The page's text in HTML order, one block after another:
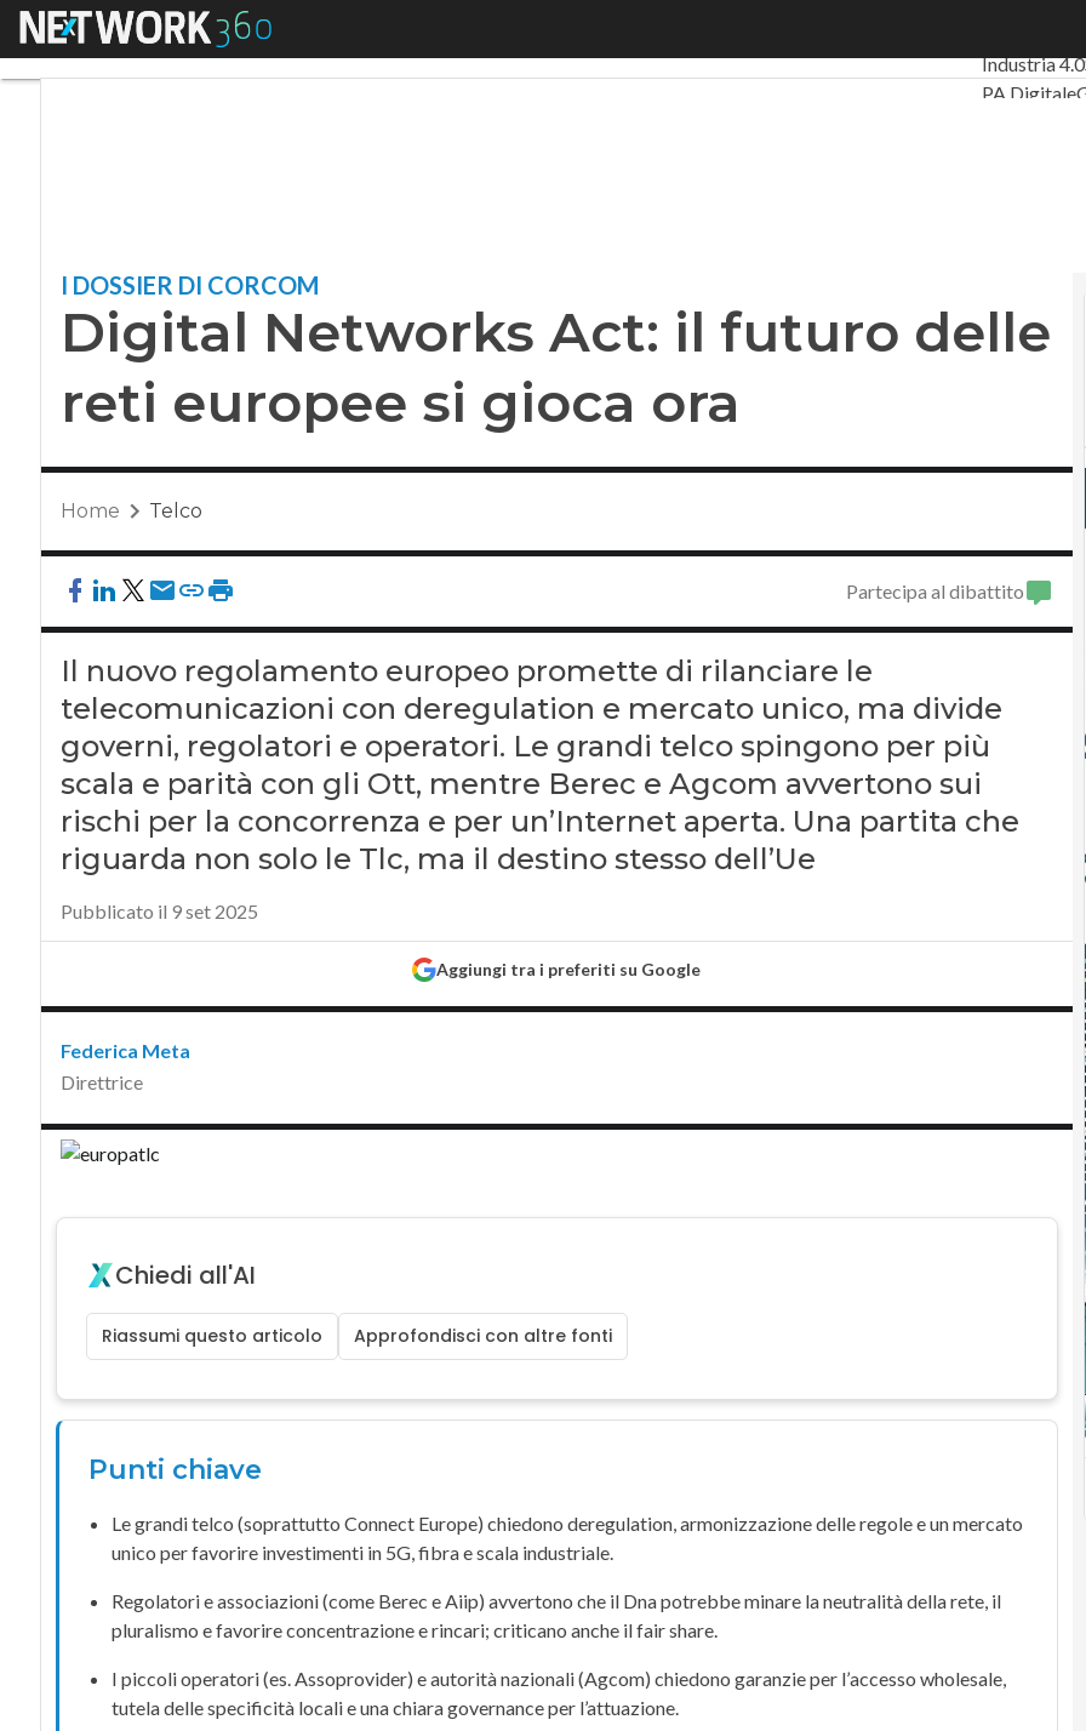
Menu
Industria 4.0
PA Digitale
I DOSSIER DI CORCOM
Digital Networks Act: il futuro delle
reti europee si gioca ora
Home Telco
Partecipa al dibattito
Il nuovo regolamento europeo promette di rilanciare le
telecomunicazioni con deregulation e mercato unico, ma divide
governi, regolatori e operatori. Le grandi telco spingono per più
scala e parità con gli Ott, mentre Berec e Agcom avvertono sui
rischi per la concorrenza e per un’Internet aperta. Una partita che
riguarda non solo le Tlc, ma il destino stesso dell’Ue
Pubblicato il 9 set 2025
Aggiungi tra i preferiti su Google
Federica Meta
Direttrice
Chiedi all'AI
Riassumi questo articolo Approfondisci con altre fonti
Punti chiave
Le grandi telco (soprattutto Connect Europe) chiedono deregulation, armonizzazione delle regole e unmercato
unico per favorire investimenti in 5G, fibra e scala industriale.
Regolatori e associazioni (come Berec eAiip) avvertono che il Dna potrebbe minare laneutralità della rete, il
pluralismo e favorire concentrazione e rincari; criticano anche ilfair share.
I piccoli operatori (es.Assoprovider) e autorità nazionali (Agcom) chiedono garanzie per l’accesso wholesale,
tutela delle specificità locali e una chiaragovernanceper l’attuazione.